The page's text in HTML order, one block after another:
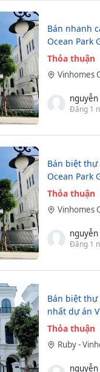
Bán nhanh
Ocean Park
Thỏa thuận
Vinhomes
Đăng 1
Bán biệt thự
Ocean Park
Thỏa thuận
Vinhomes
Đăng 1
Bán biệt thự
nhất dự án
Thỏa thuận
Ruby -